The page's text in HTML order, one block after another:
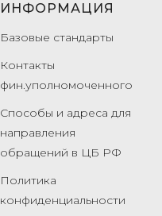
ИНФОРМАЦИЯ
Базовые стандарты
Контакты
фин.уполномоченного
Способы и адреса для
направления
обращений в ЦБ РФ
Политика
конфиденциальности